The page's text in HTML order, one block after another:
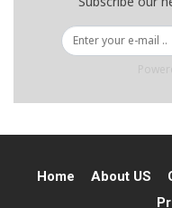
Home About US